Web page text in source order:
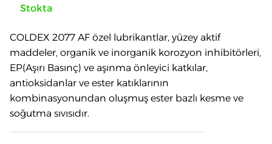
Stokta
COLDEX 2077 AF özel lubrikantlar, yüzey aktif
maddeler, organik ve inorganik korozyon inhibitörleri,
EP(Aşırı Basınç) ve aşınma önleyici katkılar,
antioksidanlar ve ester katıklarının
kombinasyonundan oluşmuş ester bazlı kesme ve
soğutma sıvısıdır.